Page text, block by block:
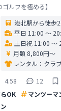
ルフを極める】
港北駅から徒歩
平日 11:00 〜
土日祝 11:00 〜
月額 8,800円〜
レンタル： クラ
4.58
12
OK マンツーマ